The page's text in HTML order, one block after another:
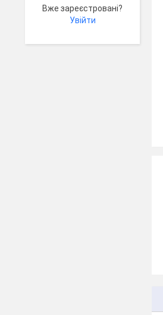
Вже зареєстровані?
Увійти